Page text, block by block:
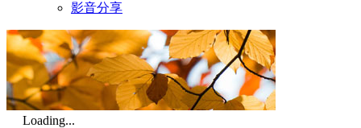
影音分享
Loading...